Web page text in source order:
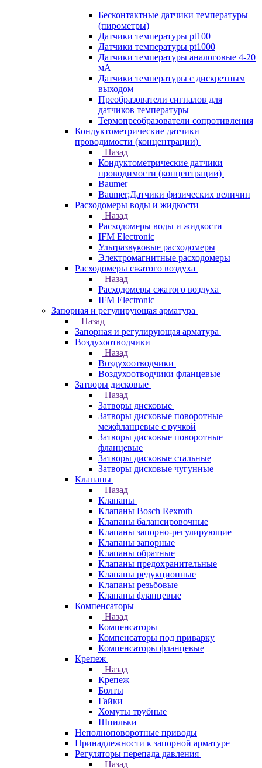
Бесконтактные датчики температуры
(пирометры)
Датчики температуры pt100
Датчики температуры pt1000
Датчики температуры аналоговые 4-20
мА
Датчики температуры с дискретным
выходом
Преобразователи сигналов для
датчиков температуры
Термопреобразователи сопротивления
Кондуктометрические датчики
проводимости (концентрации)
Назад
Кондуктометрические датчики
проводимости (концентрации)
Baumer
Baumer;Датчики физических величин
Расходомеры воды и жидкости
Назад
Расходомеры воды и жидкости
IFM Electronic
Ультразвуковые расходомеры
Электромагнитные расходомеры
Расходомеры сжатого воздуха
Назад
Расходомеры сжатого воздуха
IFM Electronic
Запорная и регулирующая арматура
Назад
Запорная и регулирующая арматура
Воздухоотводчики
Назад
Воздухоотводчики
Воздухоотводчики фланцевые
Затворы дисковые
Назад
Затворы дисковые
Затворы дисковые поворотные
межфланцевые с ручкой
Затворы дисковые поворотные
фланцевые
Затворы дисковые стальные
Затворы дисковые чугунные
Клапаны
Назад
Клапаны
Клапаны Bosch Rexroth
Клапаны балансировочные
Клапаны запорно-регулирующие
Клапаны запорные
Клапаны обратные
Клапаны предохранительные
Клапаны редукционные
Клапаны резьбовые
Клапаны фланцевые
Компенсаторы
Назад
Компенсаторы
Компенсаторы под приварку
Компенсаторы фланцевые
Крепеж
Назад
Крепеж
Болты
Гайки
Хомуты трубные
Шпильки
Неполноповоротные приводы
Принадлежности к запорной арматуре
Регуляторы перепада давления
Назад